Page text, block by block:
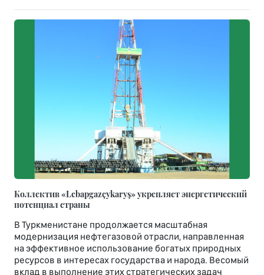
Коллектив «Lebapgazçykaryş» укрепляет энергетический
потенциал страны
В Туркменистане продолжается масштабная
модернизация нефтегазовой отрасли, направленная
на эффективное использование богатых природных
ресурсов в интересах государства и народа. Весомый
вклад в выполнение этих стратегических задач